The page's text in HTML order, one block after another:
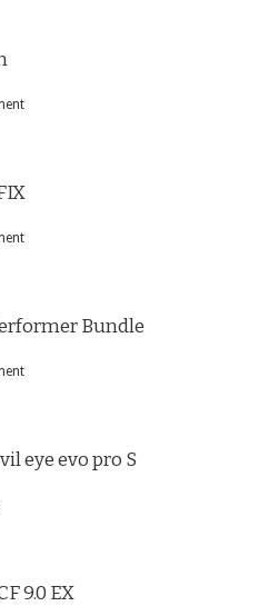
Bundle
eye evo pro S
9.0 EX